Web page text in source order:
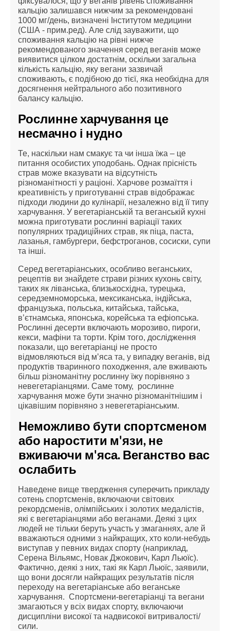
кальцію залишався нижчим за рекомендовані
1000 мг/день, визначені Інститутом медицини
(США - прим.ред). Але слід зауважити, що
споживання кальцію на рівні нижче
рекомендованого значення серед веганів може
виявитися цілком достатнім, оскільки загальна
кількість кальцію, яку вегани зазвичай
споживають, є подібною до тієї, яка необхідна для
досягнення нейтрального або позитивного
балансу кальцію.
Рослинне харчування це
несмачно і нудно
Те, наскільки нам смакує та чи інша їжа – це
питання особистих уподобань. Однак прісність
страв може вказувати на відсутність
різноманітності у раціоні. Харчове розмаїття і
креативність у приготуванні страв відображає
підходи людини до кулінарії, незалежно від її типу
харчування. У вегетаріанській та веганській кухні
можна приготувати рослинні варіації таких
популярних традиційних страв, як піца, паста,
лазанья, гамбургери, бефстроганов, сосиски, супи
та інші.
Серед вегетаріанських, особливо веганських,
рецептів ви знайдете страви різних кухонь світу,
таких як ліванська, близькосхідна, турецька,
середземноморська, мексиканська, індійська,
французька, польська, китайська, тайська,
в’єтнамська, японська, корейська та ефіопська.
Рослинні десерти включають морозиво, пироги,
кекси, мафіни та торти. Крім того, дослідження
показали, що вегетаріанці не просто
відмовляються від м’яса та, у випадку веганів, від
продуктів тваринного походження, але вживають
більш різноманітну рослинну їжу порівняно з
невегетаріанцями. Саме тому, рослинне
харчування може бути значно різноманітнішим і
цікавішим порівняно з невегетаріанським.
Неможливо бути спортсменом
або наростити м'язи, не
вживаючи м'яса. Веганство вас
ослабить
Наведене вище твердження суперечить прикладу
сотень спортсменів, включаючи світових
рекордсменів, олімпійських і золотих медалістів,
які є вегетаріанцями або веганами. Деякі з цих
людей не тільки беруть участь у змаганнях, але й
вважаються одними з найкращих, хто коли-небудь
виступав у певних видах спорту (наприклад,
Серена Вільямс, Новак Джокович, Карл Льюїс).
Фактично, деякі з них, такі як Карл Льюїс, заявили,
що вони досягли найкращих результатів після
переходу на вегетаріанське або веганське
харчування. Спортсмени-вегетаріанці та вегани
змагаються у всіх видах спорту, включаючи
дисципліни високої та надвисокої витривалості/
сили.